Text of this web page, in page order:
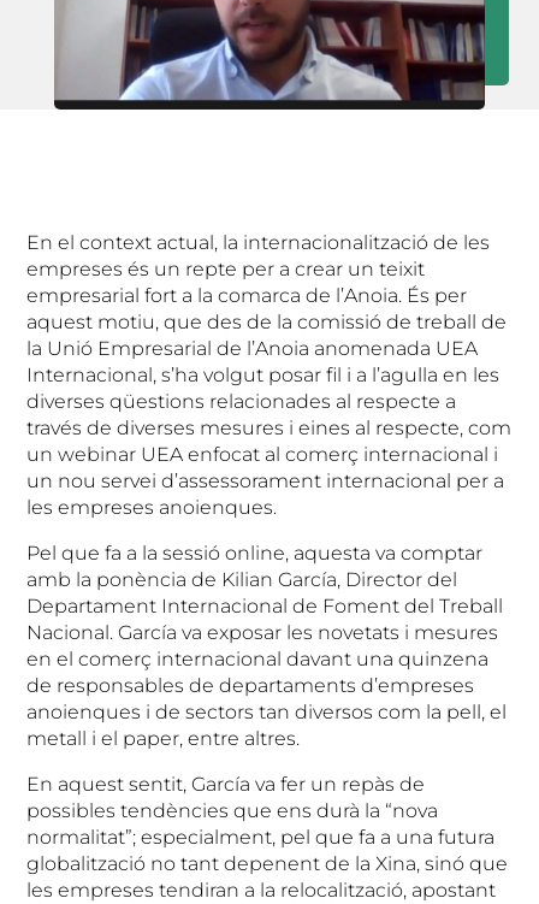
En el context actual, la internacionalització de les
empreses és un repte per a crear un teixit
empresarial fort a la comarca de l’Anoia. És per
aquest motiu, que des de la comissió de treball de
la Unió Empresarial de l’Anoia anomenada UEA
Internacional, s’ha volgut posar fil i a l’agulla en les
diverses qüestions relacionades al respecte a
través de diverses mesures i eines al respecte, com
un webinar UEA enfocat al comerç internacional i
un nou servei d’assessorament internacional per a
les empreses anoienques.
Pel que fa a la sessió online, aquesta va comptar
amb la ponència de Kilian García, Director del
Departament Internacional de Foment del Treball
Nacional. García va exposar les novetats i mesures
en el comerç internacional davant una quinzena
de responsables de departaments d’empreses
anoienques i de sectors tan diversos com la pell, el
metall i el paper, entre altres.
En aquest sentit, García va fer un repàs de
possibles tendències que ens durà la “nova
normalitat”; especialment, pel que fa a una futura
globalització no tant depenent de la Xina, sinó que
les empreses tendiran a la relocalització, apostant